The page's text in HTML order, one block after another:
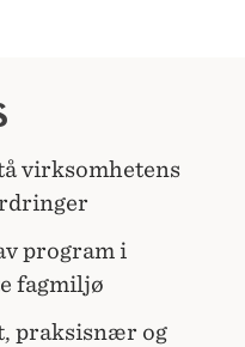
virksomhetens
program i
fagmiljø
praksisnær og